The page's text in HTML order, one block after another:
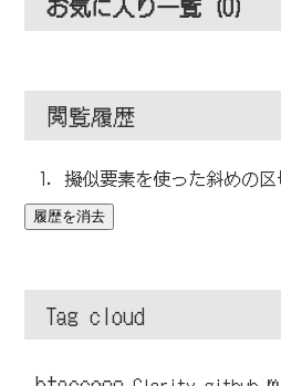
お気に入り一覧 (0)
閲覧履歴
擬似要素を使った斜めの区
履歴を消去
Tag cloud